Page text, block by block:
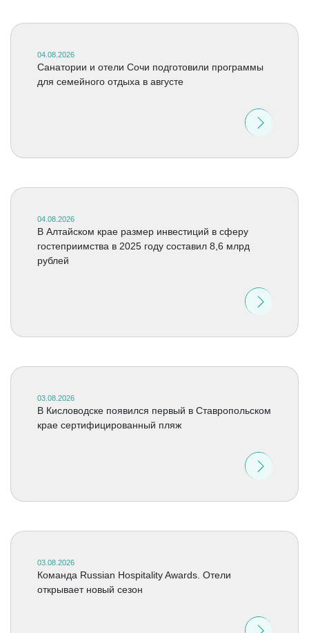
04.08.2026
Санатории и отели Сочи подготовили программы
для семейного отдыха в августе
04.08.2026
В Алтайском крае размер инвестиций в сферу
гостеприимства в 2025 году составил 8,6 млрд
рублей
03.08.2026
В Кисловодске появился первый в Ставропольском
крае сертифицированный пляж
03.08.2026
Команда Russian Hospitality Awards. Отели
открывает новый сезон